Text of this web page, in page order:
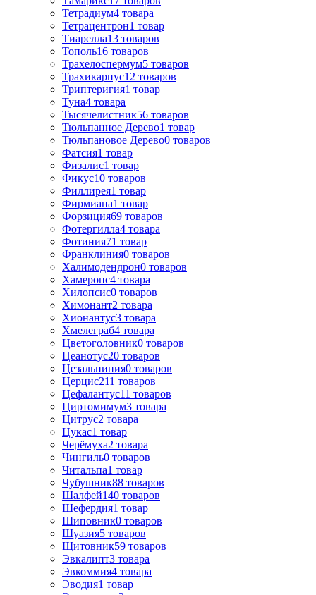
Тетрадиум4 товара
Тетрацентрон1 товар
Тиарелла13 товаров
Тополь16 товаров
Трахелоспермум5 товаров
Трахикарпус12 товаров
Триптеригия1 товар
Туна4 товара
Тысячелистник56 товаров
Тюльпанное Дерево1 товар
Тюльпановое Дерево0 товаров
Фатсия1 товар
Физалис1 товар
Фикус10 товаров
Филлирея1 товар
Фирмиана1 товар
Форзиция69 товаров
Фотергилла4 товара
Фотиния71 товар
Франклиния0 товаров
Халимодендрон0 товаров
Хамеропс4 товара
Хилопсис0 товаров
Химонант2 товара
Хионантус3 товара
Хмелеграб4 товара
Цветоголовник0 товаров
Цеанотус20 товаров
Цезальпиния0 товаров
Церцис211 товаров
Цефалантус11 товаров
Циртомимум3 товара
Цитрус2 товара
Цукас1 товар
Черёмуха2 товара
Чингиль0 товаров
Читальпа1 товар
Чубушник88 товаров
Шалфей140 товаров
Шефердия1 товар
Шиповник0 товаров
Шуазия5 товаров
Щитовник59 товаров
Эвкалипт3 товара
Эвкоммия4 товара
Эводия1 товар